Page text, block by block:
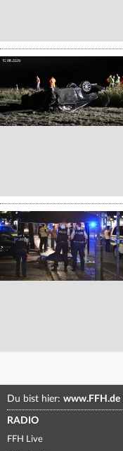
Du bist hier: www.FFH.de
RADIO
FFH Live